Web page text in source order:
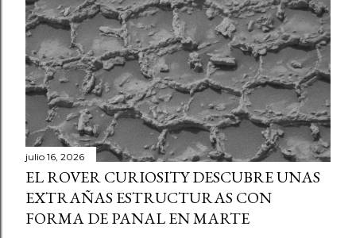
julio 16, 2026
EL ROVER CURIOSITY DESCUBRE UNAS
EXTRAÑAS ESTRUCTURAS CON
FORMA DE PANAL EN MARTE